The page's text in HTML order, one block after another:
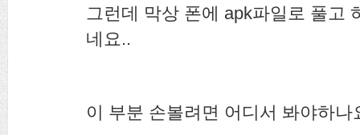
그런데 막상 폰에 apk파일로 풀고
네요..
이 부분 손볼려면 어디서 봐야하나